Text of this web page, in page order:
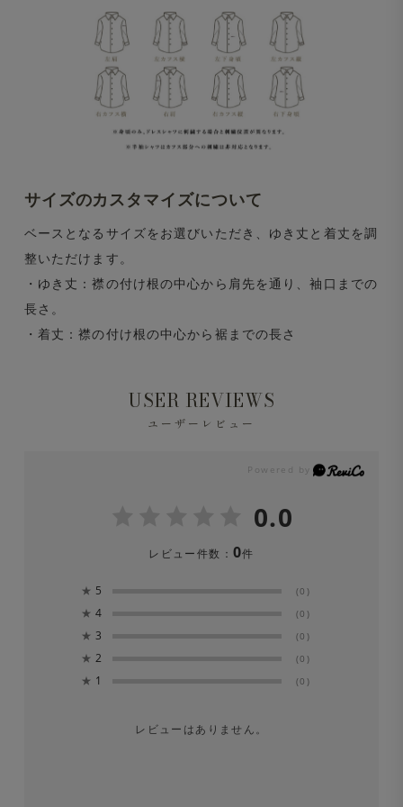
サイズのカスタマイズについて
ベースとなるサイズをお選びいただき、ゆき丈と着丈を調
整いただけます。
・ゆき丈：襟の付け根の中心から肩先を通り、袖口までの
長さ。
・着丈：襟の付け根の中心から裾までの長さ
USER REVIEWS
ユーザーレビュー
0.0
レビュー件数： 0件
★ 5 (0)
★ 4 (0)
★ 3 (0)
★ 2 (0)
★ 1 (0)
レビューはありません。